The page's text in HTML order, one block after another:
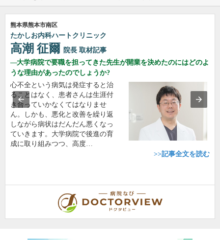
熊本県熊本市南区
たかしお内科ハートクリニック
高潮 征爾 院長 取材記事
大学病院で要職を担ってきた先生が開業を決めたのにはどのよ
うな理由があったのでしょうか?
心不全という病気は発症すると治
ることはなく、患者さんは生涯付
き合っていかなくてはなりませ
ん。しかも、悪化と改善を繰り返
しながら病状はだんだん悪くなっ
ていきます。大学病院で後進の育
成に取り組みつつ、高度…
>>記事全文を読む